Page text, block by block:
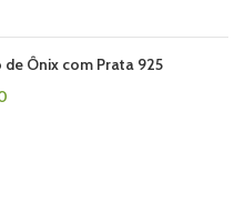
Ônix com Prata 925